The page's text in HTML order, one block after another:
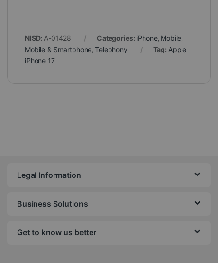
NISD: A-01428 Categories: iPhone, Mobile,
Mobile & Smartphone,Telephony Tag: Apple
iPhone 17
Legal Information
Business Solutions
Get to know us better